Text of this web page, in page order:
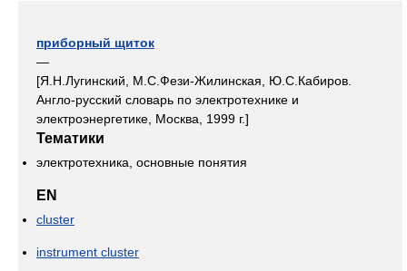
приборный щиток
—
[Я.Н.Лугинский, М.С.Фези-Жилинская, Ю.С.Кабиров.
Англо-русский словарь по электротехнике и
электроэнергетике, Москва, 1999 г.]
Тематики
электротехника, основные понятия
EN
cluster
instrument cluster